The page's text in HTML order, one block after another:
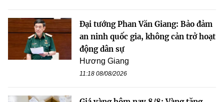
Đại tướng Phan Văn Giang: Bảo đảm
an ninh quốc gia, không cản trở hoạt
động dân sự
Hương Giang
11:18 08/08/2026